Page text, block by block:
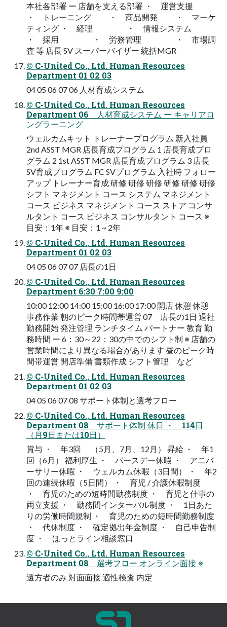
本社各部署 ー 店舗を支える部署 ・ 運営支援
・ トレーニング ・ 商品開発 ・ マーケ
ティング ・ 経理 ・ 情報システム
・ 採用 ・ 労務管理 ・ 市場調
査 等 店長 SV スーパーバイザー 統括MGR
© C-United Co., Ltd. Human Resources
Department 01 02 03
04 05 06 07 06 人材育成システム
© C-United Co., Ltd. Human Resources
Department 06 人材育成システム ー キャリアロ
ングラーニング
ウェルカムキット トレーナープログラム 新入社員
2nd ASST MGR 店長育成プログラム 1 店長育成プロ
グラム 2 1st ASST MGR 店長育成プログラム 3 店長
SV育成プログラム FC SVプログラム 入社時 フォロー
アップ トレーナー育成 研修 研修 研修 研修 研修 研修
シフト マネジメント コース システム マネジメント
コース ビジネス マネジメント コース ストア コンサ
ルタント コース ビジネス コンサルタント コース ※
目安：1年 ※ 目安：1 ~ 2年
© C-United Co., Ltd. Human Resources
Department 01 02 03
04 05 06 07 07 店長の1日
© C-United Co., Ltd. Human Resources
Department 6:30 7:00 9:00
10:00 12:00 14:00 15:00 16:00 17:00 開店 休憩 休憩
事務作業 朝のピーク時間帯運営 07 店長の1日 退社
勤務開始 発注管理 ランチタイム パートナー 教育 勤
務時間 ー 6：30～22：30の中でのシフト制 ※ 店舗の
営業時間により異なる場合があります 昼のピーク時
間帯運営 開店準備 書類作成 シフト管理 など
© C-United Co., Ltd. Human Resources
Department 01 02 03
04 05 06 07 08 サポート体制と選考フロー
© C-United Co., Ltd. Human Resources
Department 08 サポート体制 休日 ・ 114日
（月9日または10日）
賞与 ・ 年3回 （5月、7月、12月） 昇給 ・ 年1
回（6月） 福利厚生 ・ バースデー休暇 ・ アニバ
ーサリー休暇 ・ ウェルカム休暇（3日間） ・ 年2
回の連続休暇（5日間） ・ 育児 / 介護休暇制度
・ 育児のための短時間勤務制度 ・ 育児と仕事の
両立支援 ・ 勤務間インターバル制度 ・ 1日あた
りの労働時間規制 ・ 育児のための短時間勤務制度
・ 代休制度 ・ 確定拠出年金制度 ・ 自己申告制
度 ・ ほっとライン相談窓口
© C-United Co., Ltd. Human Resources
Department 08 選考フロー オンライン面接 ※
遠方者のみ 対面面接 適性検査 内定